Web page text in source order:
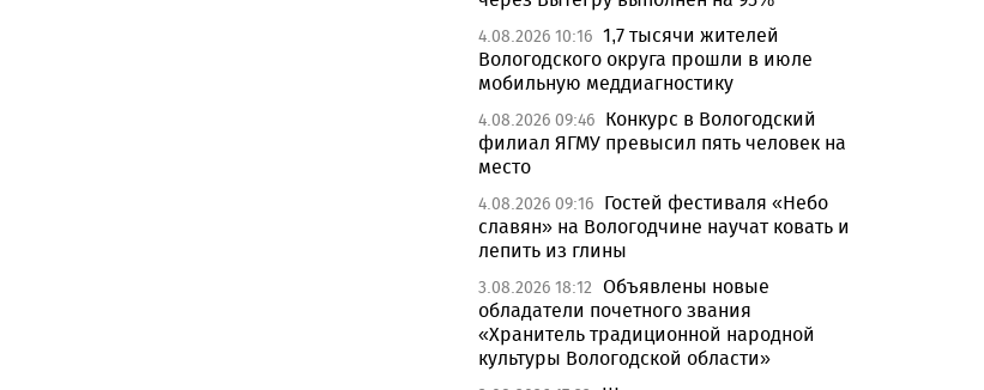
4.08.2026 10:16 1,7 тысячи жителей
Вологодского округа прошли в июле
мобильную меддиагностику
4.08.2026 09:46 Конкурс в Вологодский
филиал ЯГМУ превысил пять человек на
место
4.08.2026 09:16 Гостей фестиваля «Небо
славян» на Вологодчине научат ковать и
лепить из глины
3.08.2026 18:12 Объявлены новые
обладатели почетного звания
«Хранитель традиционной народной
культуры Вологодской области»